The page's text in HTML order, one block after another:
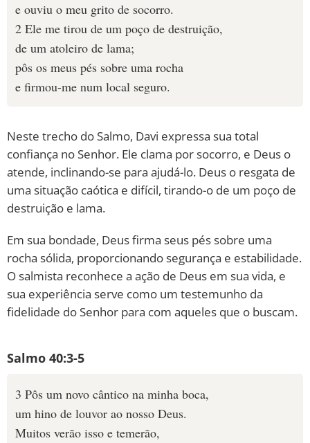
e ouviu o meu grito de socorro.
2 Ele me tirou de um poço de destruição,
de um atoleiro de lama;
pôs os meus pés sobre uma rocha
e firmou-me num local seguro.
Neste trecho do Salmo, Davi expressa sua total
confiança no Senhor. Ele clama por socorro, e Deus o
atende, inclinando-se para ajudá-lo. Deus o resgata de
uma situação caótica e difícil, tirando-o de um poço de
destruição e lama.
Em sua bondade, Deus firma seus pés sobre uma
rocha sólida, proporcionando segurança e estabilidade.
O salmista reconhece a ação de Deus em sua vida, e
sua experiência serve como um testemunho da
fidelidade do Senhor para com aqueles que o buscam.
Salmo 40:3-5
3 Pôs um novo cântico na minha boca,
um hino de louvor ao nosso Deus.
Muitos verão isso e temerão,